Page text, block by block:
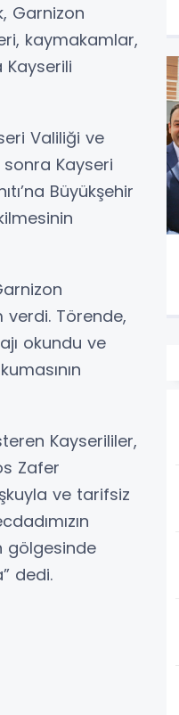
Garnizon
kaymakamlar,
Valiliği ve
sonra Kayseri
Büyükşehir
verdi. Törende,
okundu ve
Kayserililer,
Zafer
ve tarifsiz
gölgesinde
dedi.